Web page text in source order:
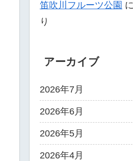
笛吹川フルーツ公園 に
り
アーカイブ
2026年7月
2026年6月
2026年5月
2026年4月